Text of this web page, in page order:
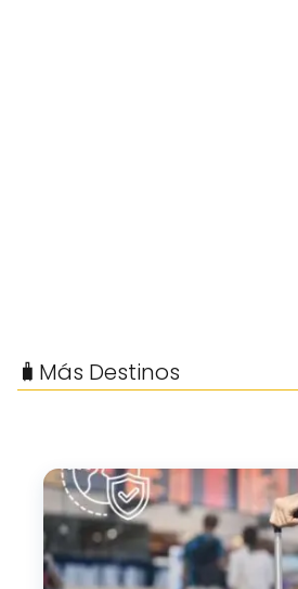
🧳Más Destinos